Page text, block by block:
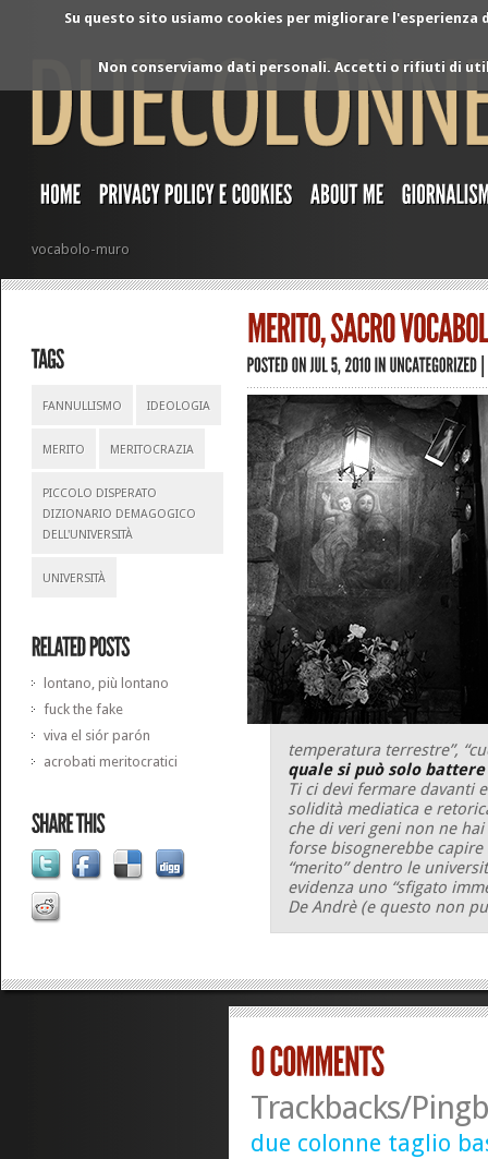
Su questo sito usiamo cookies per migliorare
Non conserviamo dati personali. Accetti o rifiuti di
vocabolo-muro
FANNULLISMO IDEOLOGIA
MERITO MERITOCRAZIA
PICCOLO DISPERATO
DIZIONARIO DEMAGOGICO
DELL'UNIVERSITÀ
UNIVERSITÀ
lontano, più lontano
fuck the fake
viva el siór parón
acrobati meritocratici
temperatura terrestre”,
quale si può solo
Ti ci devi fermare davanti
solidità mediatica e
che di veri geni non ne
forse bisognerebbe capire
“merito” dentro le
evidenza uno “sfigato
De Andrè (e questo non
Trackbacks/
due colonne taglio